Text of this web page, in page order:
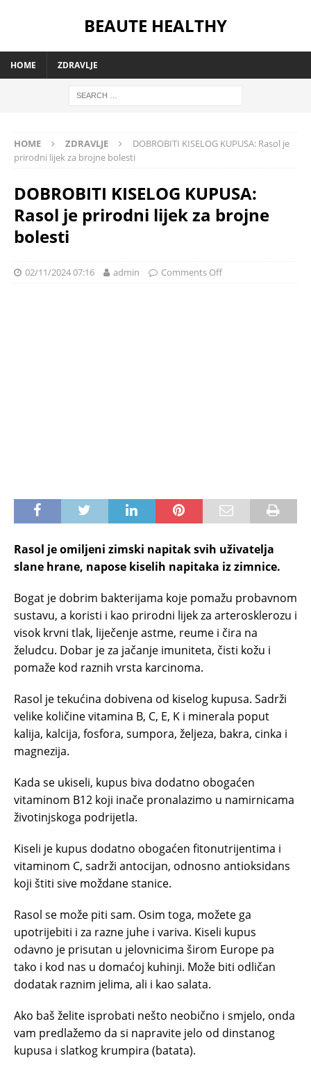
BEAUTE HEALTHY
HOME ZDRAVLJE
HOME ZDRAVLJE
DOBROBITI KISELOG KUPUSA: Rasol je
prirodni lijek za brojne bolesti
DOBROBITI KISELOG KUPUSA:
Rasol je prirodni lijek za brojne
bolesti
02/11/2024 07:16 admin Comments Off
Rasol je omiljeni zimski napitak svih uživatelja
slane hrane, napose kiselih napitaka iz zimnice.
Bogat je dobrim bakterijama koje pomažu probavnom
sustavu, a koristi i kao prirodni lijek za arterosklerozu i
visok krvni tlak, liječenje astme, reume i čira na
želudcu. Dobar je za jačanje imuniteta, čisti kožu i
pomaže kod raznih vrsta karcinoma.
Rasol je tekućina dobivena od kiselog kupusa. Sadrži
velike količine vitamina B, C, E, K i minerala poput
kalija, kalcija, fosfora, sumpora, željeza, bakra, cinka i
magnezija.
Kada se ukiseli, kupus biva dodatno obogaćen
vitaminom B12 koji inače pronalazimo u namirnicama
životinjskoga podrijetla.
Kiseli je kupus dodatno obogaćen fitonutrijentima i
vitaminom C, sadrži antocijan, odnosno antioksidans
koji štiti sive moždane stanice.
Rasol se može piti sam. Osim toga, možete ga
upotrijebiti i za razne juhe i variva. Kiseli kupus
odavno je prisutan u jelovnicima širom Europe pa
tako i kod nas u domaćoj kuhinji. Može biti odličan
dodatak raznim jelima, ali i kao salata.
Ako baš želite isprobati nešto neobično i smjelo, onda
vam predlažemo da si napravite jelo od dinstanog
kupusa i slatkog krumpira (batata).